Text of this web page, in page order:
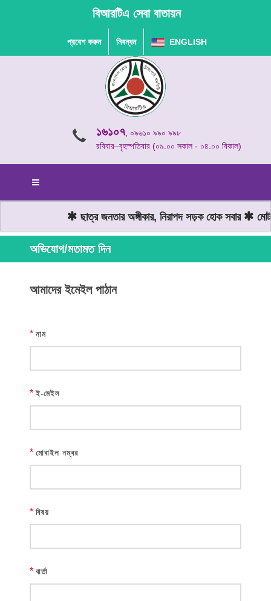
বিআরটিএ সেবা বাতায়ন
প্রবেশ করুন নিবন্ধন ENGLISH
১৬১০৭, ০৯৬১০ ৯৯০ ৯৯৮
রবিবার–বৃহস্পতিবার (০৯.০০ সকাল - ০৪.০০ বিকাল)
ছাত্র জনতার অঙ্গীকার, নিরাপদ সড়ক হোক সবার
অভিযোগ/মতামত দিন
আমাদের ইমেইল পাঠান
* নাম
* ই-মেইল
* মোবাইল নম্বর
* বিষয়
* বার্তা